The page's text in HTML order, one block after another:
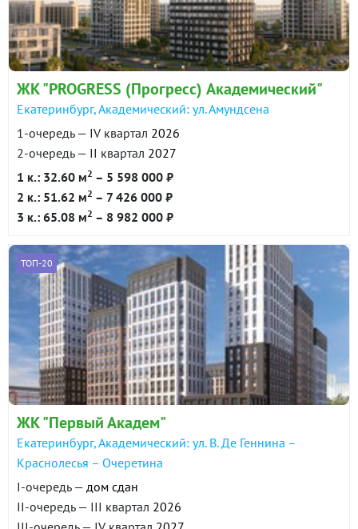
ЖК "PROGRESS (Прогресс) Академический"
Екатеринбург, Академический: ул. Амундсена
1-очередь — IV квартал 2026
2-очередь — II квартал 2027
1 к.: 32.60 м2 – 5 598 000 ₽
2 к.: 51.62 м2 – 7 426 000 ₽
3 к.: 65.08 м2 – 8 982 000 ₽
ТОП-20
ЖК "Первый Академ"
Екатеринбург, Академический: ул. В. Де Геннина –
Краснолесья – Очеретина
I-очередь — дом сдан
II-очередь — III квартал 2026